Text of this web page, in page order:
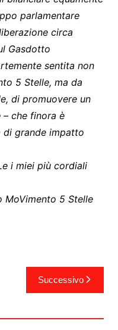
parlamentare
circa
Gasdotto
sentita non
5 Stelle, ma da
di promuovere un
che finora è
di grande impatto
i miei più cordiali
MoVimento 5 Stelle
Successivo